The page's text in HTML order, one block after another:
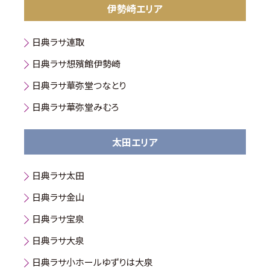
伊勢崎エリア
日典ラサ連取
日典ラサ想殯館伊勢崎
日典ラサ華弥堂つなとり
日典ラサ華弥堂みむろ
太田エリア
日典ラサ太田
日典ラサ金山
日典ラサ宝泉
日典ラサ大泉
日典ラサ小ホールゆずりは大泉